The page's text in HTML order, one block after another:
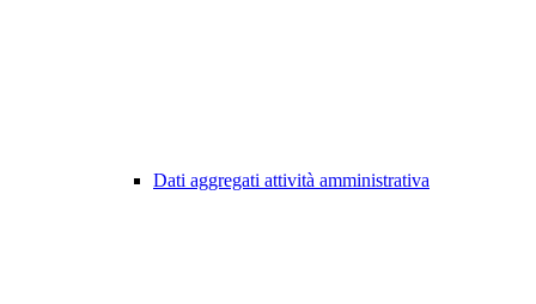
Dati aggregati attività amministrativa